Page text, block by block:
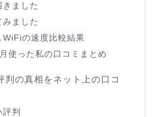
ました
ました
の速度比較結果
使った私の口コミまとめ
判の真相をネット上の口コ
判